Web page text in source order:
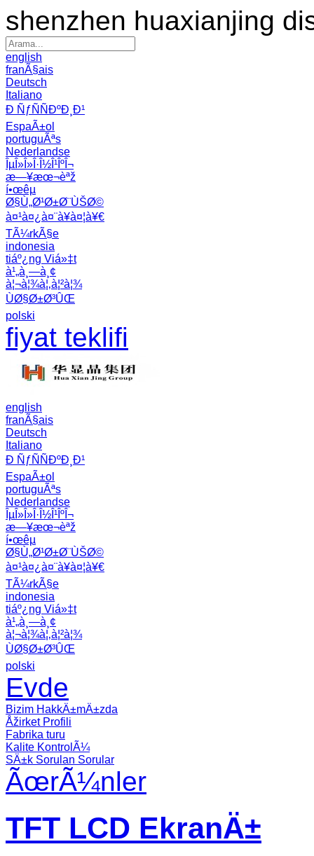
shenzhen huaxianjing
english
franÃ§ais
Deutsch
Italiano
Ð ÑƒÑÑÐºÐ¸Ð¹
EspaÃ±ol
portuguÃªs
Nederlandse
ÎµÎ»Î»Î·Î½Î¹ÎºÎ¬
æ—¥æœ¬èªž
í•œêµ­
Ø§Ù„Ø¹Ø±Ø¨ÙŠØ©
à¤¹à¤¿à¤¨à¥à¤¦à¥€
TÃ¼rkÃ§e
indonesia
tiáº¿ng Viá»‡t
à¹„à¸—à¸¢
à¦¬à¦¾à¦‚à¦²à¦¾
ÙØ§Ø±Ø³ÛŒ
polski
fiyat teklifi
english
franÃ§ais
Deutsch
Italiano
Ð ÑƒÑÑÐºÐ¸Ð¹
EspaÃ±ol
portuguÃªs
Nederlandse
ÎµÎ»Î»Î·Î½Î¹ÎºÎ¬
æ—¥æœ¬èªž
í•œêµ­
Ø§Ù„Ø¹Ø±Ø¨ÙŠØ©
à¤¹à¤¿à¤¨à¥à¤¦à¥€
TÃ¼rkÃ§e
indonesia
tiáº¿ng Viá»‡t
à¹„à¸—à¸¢
à¦¬à¦¾à¦‚à¦²à¦¾
ÙØ§Ø±Ø³ÛŒ
polski
Evde
Bizim HakkÄ±mÄ±zda
Åžirket Profili
Fabrika turu
Kalite KontrolÃ¼
SÄ±k Sorulan Sorular
ÃœrÃ¼nler
TFT LCD EkranÄ±